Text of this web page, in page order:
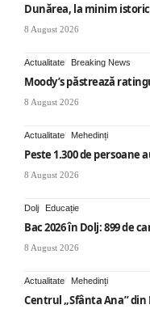
Dunărea, la minim
8 August 2026
Actualitate Breaking News
Moody’s păstrează
8 August 2026
Actualitate Mehedinți
Peste 1.300 de persoane
8 August 2026
Dolj Educație
Bac 2026 în Dolj: 899 de
8 August 2026
Actualitate Mehedinți
Centrul „Sfânta Ana”